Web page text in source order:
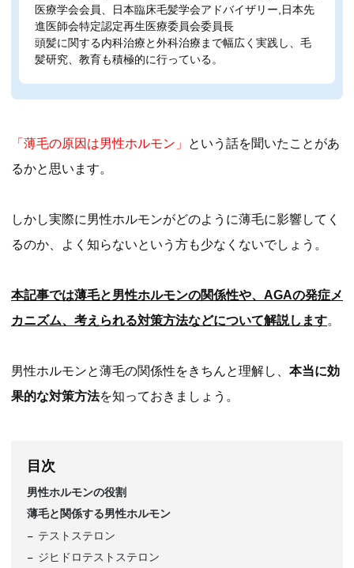
医療学会会員、日本臨床毛髪学会アドバイザリー,日本先
進医師会特定認定再生医療委員会委員長
頭髪に関する内科治療と外科治療まで幅広く実践し、毛
髪研究、教育も積極的に行っている。
「薄毛の原因は男性ホルモン」
という話を聞いたことがあ
るかと思います。
しかし実際に男性ホルモンがどのように薄毛に影響してく
るのか、よく知らないという方も少なくないでしょう。
本記事では薄毛と男性ホルモンの関係性や、AGAの発症メ
カニズム、考えられる対策方法などについて解説します。
男性ホルモンと薄毛の関係性をきちんと理解し、 本当に効
果的な対策方法を知っておきましょう。
目次
男性ホルモンの役割
薄毛と関係する男性ホルモン
テストステロン
ジヒドロテストステロン